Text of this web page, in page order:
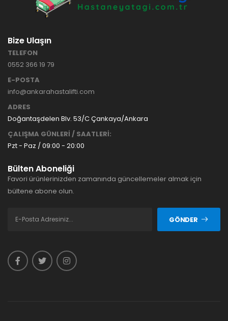
Bize Ulaşın
TELEFON
0552 366 19 79
E-POSTA
info@ankarahastalifti.com
ADRES
Doğantaşdelen Blv. 53/C Çankaya/Ankara
ÇALIŞMA GÜNLERİ / SAATLERİ:
Pzt - Paz / 09:00 - 20:00
Bülten Aboneliği
Favori ürünlerinizden zamanında güncellemeler almak için
bültene abone olun.
GÖNDER